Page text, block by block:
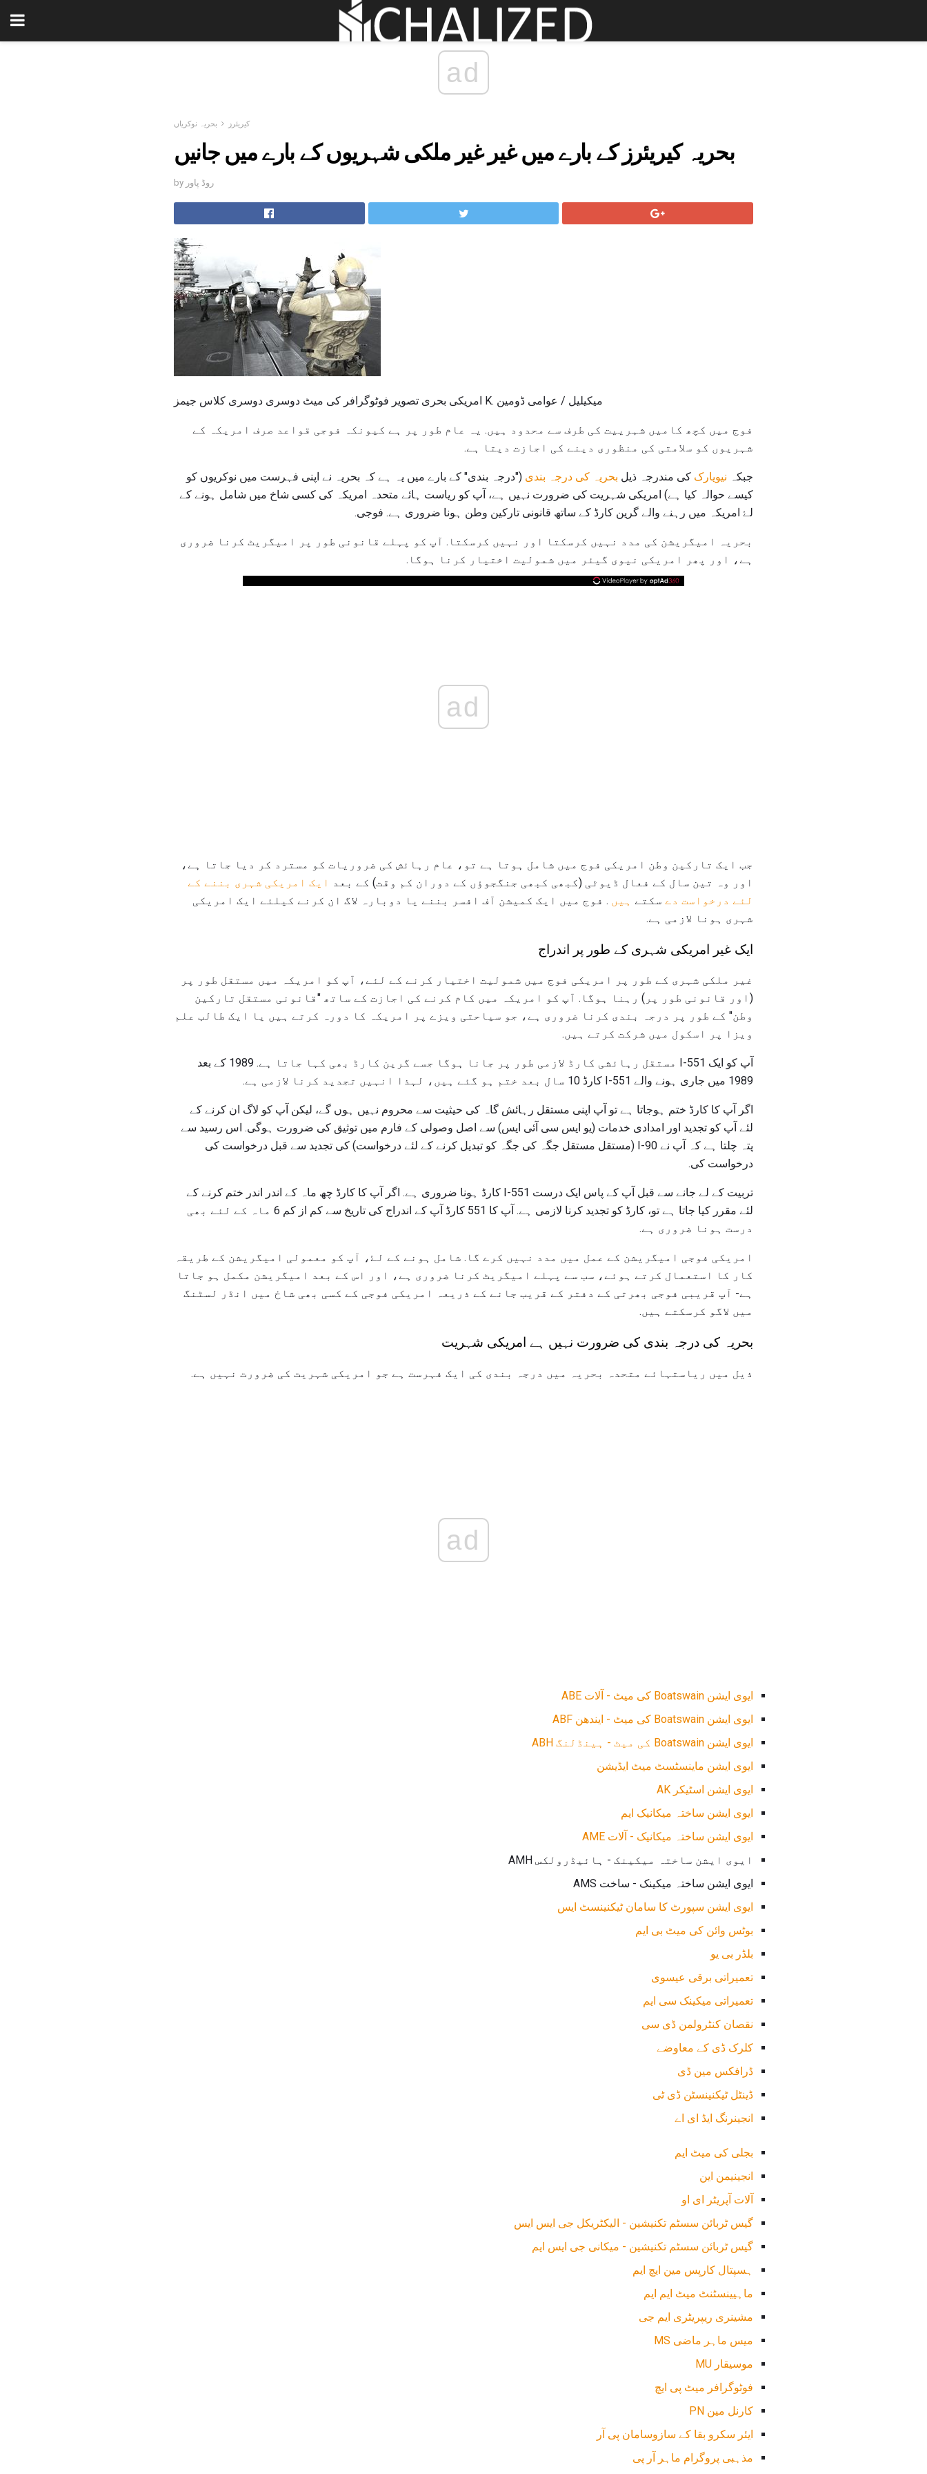
ad
کیریئرز بحریہ نوکریاں
بحریہ کیریئرز کے بارے میں غیر غیر ملکی شہریوں کے بارے میں جانیں
by روڈ پاور
امریکی بحری تصویر فوٹوگرافر کی میٹ دوسری دوسری کلاس جیمز K. میکیلیل / عوامی ڈومین
فوج میں کچھ کامیں شہرییت کی طرف سے محدود ہیں. یہ عام طور پر ہے کیونکہ فوجی قواعد صرف امریکہ کے
شہریوں کو سلامتی کی منظوری دینے کی اجازت دیتا ہے.
جبکہ نیویارک کی مندرجہ ذیل بحریہ کی درجہ بندی ("درجہ بندی" کے بارے میں یہ ہے کہ بحریہ نے اپنی فہرست میں نوکریوں کو
کیسے حوالہ کیا ہے) امریکی شہریت کی ضرورت نہیں ہے، آپ کو ریاست ہائے متحدہ امریکہ کی کسی شاخ میں شامل ہونے کے
لۓ امریکہ میں رہنے والے گرین کارڈ کے ساتھ قانونی تارکین وطن ہونا ضروری ہے. فوجی.
بحریہ امیگریشن کی مدد نہیں کرسکتا اور نہیں کرسکتا. آپ کو پہلے قانونی طور پر امیگریٹ کرنا ضروری
ہے، اور پھر امریکی نیوی گیئر میں شمولیت اختیار کرنا ہوگا.
ad
جب ایک تارکین وطن امریکی فوج میں شامل ہوتا ہے تو، عام رہائش کی ضروریات کو مسترد کر دیا جاتا ہے،
اور وہ تین سال کے فعال ڈیوٹی (کبھی کبھی جنگجوؤں کے دوران کم وقت) کے بعد ایک امریکی شہری بننے کے
لئے درخواست دے سکتے ہیں . فوج میں ایک کمیشن آف افسر بننے یا دوبارہ لاگ ان کرنے کیلئے ایک امریکی
شہری ہونا لازمی ہے.
ایک غیر امریکی شہری کے طور پر اندراج
غیر ملکی شہری کے طور پر امریکی فوج میں شمولیت اختیار کرنے کے لئے، آپ کو امریکہ میں مستقل طور پر
(اور قانونی طور پر) رہنا ہوگا. آپ کو امریکہ میں کام کرنے کی اجازت کے ساتھ "قانونی مستقل تارکین
وطن" کے طور پر درجہ بندی کرنا ضروری ہے، جو سیاحتی ویزے پر امریکہ کا دورہ کرتے ہیں یا ایک طالب علم
ویزا پر اسکول میں شرکت کرتے ہیں.
آپ کو ایک I-551 مستقل رہائشی کارڈ لازمی طور پر جانا ہوگا جسے گرین کارڈ بھی کہا جاتا ہے. 1989 کے بعد
1989 میں جاری ہونے والے I-551 کارڈ 10 سال بعد ختم ہو گئے ہیں، لہذا انہیں تجدید کرنا لازمی ہے.
اگر آپ کا کارڈ ختم ہوجاتا ہے تو آپ اپنی مستقل رہائش گاہ کی حیثیت سے محروم نہیں ہوں گے، لیکن آپ کو لاگ ان کرنے کے
لئے آپ کو تجدید اور امدادی خدمات (یو ایس سی آئی ایس) سے اصل وصولی کے فارم میں توثیق کی ضرورت ہوگی. اس رسید سے
پتہ چلتا ہے کہ آپ نے I-90 (مستقل مستقل جگہ کی جگہ کو تبدیل کرنے کے لئے درخواست) کی تجدید سے قبل درخواست کی
درخواست کی.
تربیت کے لے جانے سے قبل آپ کے پاس ایک درست I-551 کارڈ ہونا ضروری ہے. اگر آپ کا کارڈ چھ ماہ کے اندر اندر ختم کرنے کے
لئے مقرر کیا جاتا ہے تو، کارڈ کو تجدید کرنا لازمی ہے. آپ کا 551 کارڈ آپ کے اندراج کی تاریخ سے کم از کم 6 ماہ کے لئے بھی
درست ہونا ضروری ہے.
امریکی فوجی امیگریشن کے عمل میں مدد نہیں کرے گا. شامل ہونے کے لۓ، آپ کو معمولی امیگریشن کے طریقہ
کار کا استعمال کرتے ہوئے، سب سے پہلے امیگریٹ کرنا ضروری ہے، اور اس کے بعد امیگریشن مکمل ہو جاتا
ہے- آپ قریبی فوجی بھرتی کے دفتر کے قریب جانے کے ذریعہ امریکی فوجی کے کسی بھی شاخ میں انڈر لسٹنگ
میں لاگو کرسکتے ہیں.
بحریہ کی درجہ بندی کی ضرورت نہیں ہے امریکی شہریت
ذیل میں ریاستہائے متحدہ بحریہ میں درجہ بندی کی ایک فہرست ہے جو امریکی شہریت کی ضرورت نہیں ہے.
ad
ایوی ایشن Boatswain کی میٹ - آلات ABE
ایوی ایشن Boatswain کی میٹ - ایندھن ABF
ایوی ایشن Boatswain کی میٹ - ہینڈلنگ ABH
ایوی ایشن ماینسٹسٹ میٹ ایڈیشن
ایوی ایشن اسٹیکر AK
ایوی ایشن ساختہ میکانیک ایم
ایوی ایشن ساختہ میکانیک - آلات AME
ایوی ایشن ساختہ میکینک - ہائیڈرولکس AMH
ایوی ایشن ساختہ میکینک - ساخت AMS
ایوی ایشن سپورٹ کا سامان ٹیکنینسٹ ایس
بوٹس وائن کی میٹ بی ایم
بلڈر بی یو
تعمیراتی برقی عیسوی
تعمیراتی میکینک سی ایم
نقصان کنٹرولمن ڈی سی
کلرک ڈی کے معاوضے
ڈرافکس مین ڈی
ڈینٹل ٹیکنینسٹن ڈی ٹی
انجینرنگ ایڈ ای اے
بجلی کی میٹ ایم
انجینیمن این
آلات آپریٹر ای او
گیس ٹربائن سسٹم تکنیشین - الیکٹریکل جی ایس ایس
گیس ٹربائن سسٹم تکنیشین - میکانی جی ایس ایم
ہسپتال کارپس مین ایچ ایم
ماہیینسٹنٹ میٹ ایم ایم
مشینری ریپریٹری ایم جی
میس ماہر ماضی MS
موسیقار MU
فوٹوگرافر میٹ پی ایچ
کارنل مین PN
ایئر سکرو بقا کے سازوسامان پی آر
مذہبی پروگرام ماہر آر پی